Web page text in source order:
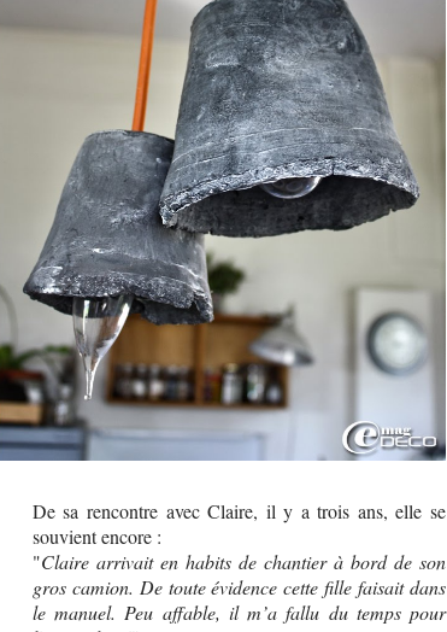
De sa rencontre avec Claire, il y a trois ans, elle se
souvient encore :
"Claire arrivait en habits de chantier à bord de son
gros camion. De toute évidence cette fille faisait dans
le manuel. Peu affable, il m’a fallu du temps pour